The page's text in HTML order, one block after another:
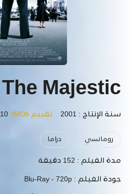
The Majestic
سنة الإنتاج : 2001 تقييم IMDb 10 /
رومانسي دراما
مدة الفيلم : 152 دقيقة
جودة الفيلم : Blu-Ray - 720p